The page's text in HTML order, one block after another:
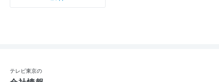
テレビ東京の